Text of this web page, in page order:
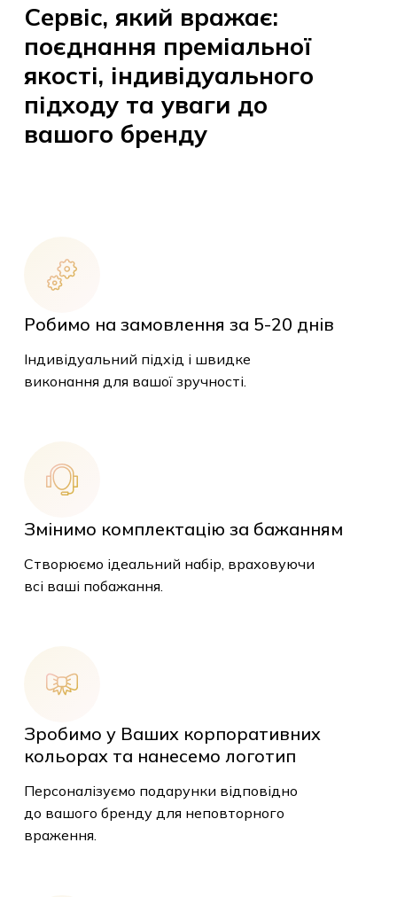
Сервіс, який вражає:
поєднання преміальної
якості, індивідуального
підходу та уваги до
вашого бренду
Робимо на замовлення за 5-20 днів
Індивідуальний підхід і швидке
виконання для вашої зручності.
Змінимо комплектацію за бажанням
Створюємо ідеальний набір, враховуючи
всі ваші побажання.
Зробимо у Ваших корпоративних
кольорах та нанесемо логотип
Персоналізуємо подарунки відповідно
до вашого бренду для неповторного
враження.